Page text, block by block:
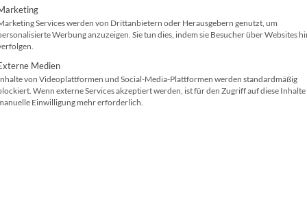
DIN A4
34 Seiten/Min.
Hi-Speed USB, Netzwerk,
WLAN 802.11 a/n,
Multifunktion
Kaum ein IT-Equipment ist so
Mit der Anschaffung eines Gerätes ist es
Services werden von Drittanbietern oder Herausgebern genutzt, um
Werbung anzuzeigen. Sie tun dies, indem sie Besucher über Websites
Medien
von Videoplattformen und Social-Media-Plattformen werden standardmäßig
Wenn externe Services akzeptiert werden, ist für den Zugriff auf diese Inhalte
Einwilligung mehr erforderlich.